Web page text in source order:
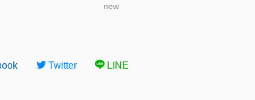
new
Twitter LINE